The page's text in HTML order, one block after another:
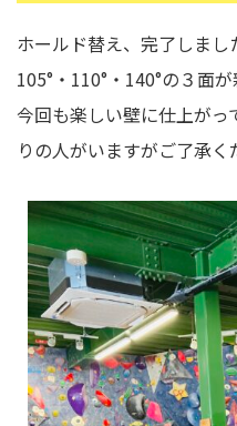
ホールド替え、完了しま
105°・110°・140°の３面
今回も楽しい壁に仕上がっ
りの人がいますがご了承く